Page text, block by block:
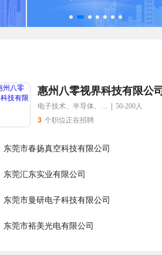
惠州八零视界科技有限公司
电子技术、半导体、集成电路
50-200人
3 个职位正在招聘
东莞市春扬真空科技有限公司
东莞汇东实业有限公司
东莞市曼研电子科技有限公司
东莞市裕美光电有限公司